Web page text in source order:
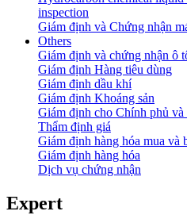
inspection
Giám định và Chứng nhận
Others
Giám định và chứng nhận ô
Giám định Hàng tiêu dùng
Giám định dầu khí
Giám định Khoáng sản
Giám định cho Chính phủ và
Thẩm định giá
Giám định hàng hóa mua và
Giám định hàng hóa
Dịch vụ chứng nhận
Expert